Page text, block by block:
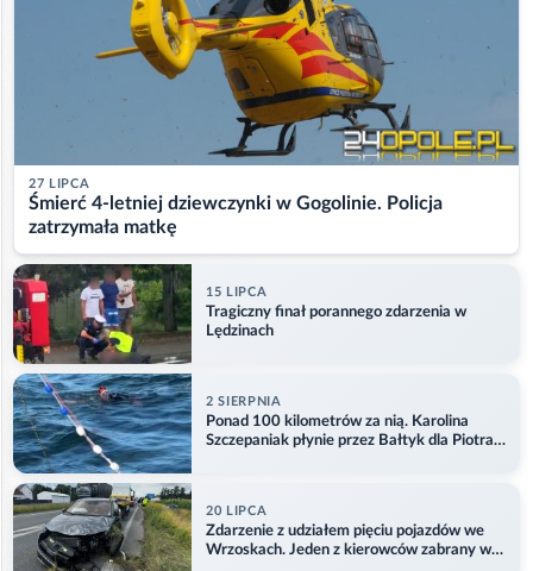
27 LIPCA
Śmierć 4-letniej dziewczynki w Gogolinie. Policja
zatrzymała matkę
15 LIPCA
Tragiczny finał porannego zdarzenia w
Lędzinach
2 SIERPNIA
Ponad 100 kilometrów za nią. Karolina
Szczepaniak płynie przez Bałtyk dla Piotra.
20 LIPCA
Zdarzenie z udziałem pięciu pojazdów we
Wrzoskach. Jeden z kierowców zabrany w